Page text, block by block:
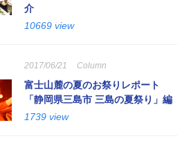
介
10669 view
2017/06/21 Column
富士山麓の夏のお祭りレポート
「静岡県三島市 三島の夏祭り」編
1739 view